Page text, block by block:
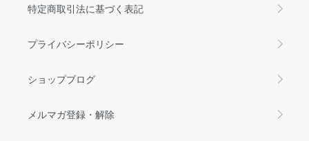
特定商取引法に基づく表記
プライバシーポリシー
ショップブログ
メルマガ登録・解除